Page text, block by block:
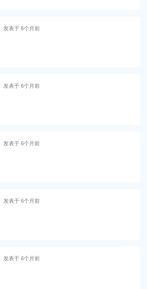
发表于 6个月前
发表于 6个月前
发表于 6个月前
发表于 6个月前
发表于 6个月前